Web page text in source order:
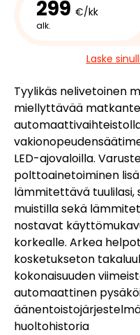
299 €/kk
alk.
Laske
Tyylikäs nelivetoinen
miellyttävää
LED-ajovaloilla.
polttoainetoiminen
lämmitettävä tuulilasi,
muistilla sekä
nostavat
korkealle. Arkea
kosketukseton
kokonaisuuden
automaattinen
huoltohistoria